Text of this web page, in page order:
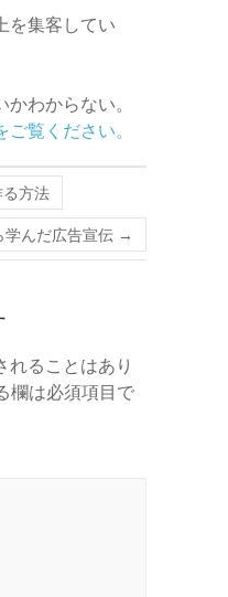
を集客してい
わからない。
覧ください。
方法
学んだ広告宣伝 →
れることはあり
欄は必須項目で